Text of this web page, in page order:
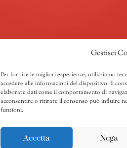
Gestisci
Per fornire le migliori esperienze, utilizziamo
accedere alle informazioni del dispositivo. Il
elaborare dati come il comportamento di
acconsentire o ritirare il consenso può influire
funzioni.
Accetta Nega